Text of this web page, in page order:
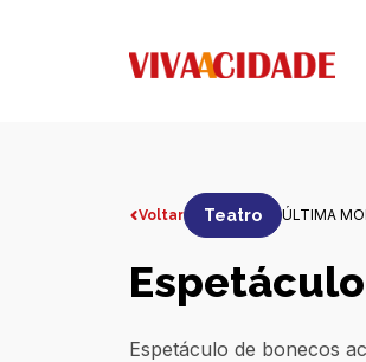
Voltar Teatro ÚLTIMA
Espetáculo de bonecos